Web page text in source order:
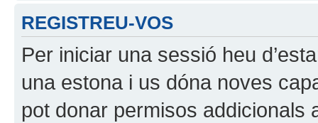
REGISTREU-VOS
Per iniciar una sessió heu
una estona i us dóna noves
pot donar permisos addicionals